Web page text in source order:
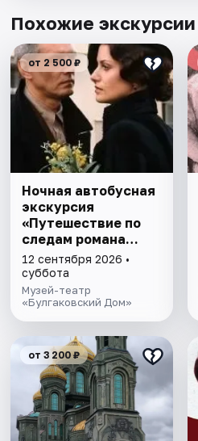
Похожие экскурсии
от 2 500 ₽
Ночная автобусная
экскурсия
«Путешествие по
следам романа
«Мастер и
Маргарита»
12 сентября 2026 •
суббота
Музей-театр
«Булгаковский Дом»
от 3 200 ₽